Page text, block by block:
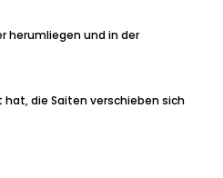
herumliegen und in der
die Saiten verschieben sich